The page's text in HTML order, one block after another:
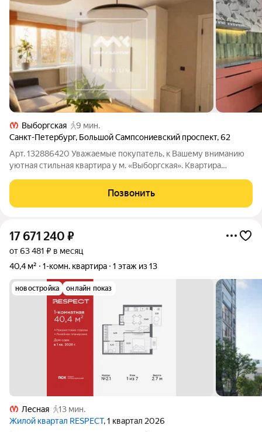
Выборгская
9 мин.
Санкт-Петербург, Большой Сампсониевский проспект,62
Арт. 132886420 Уважаемые покупатель, к Вашему вниманию
уютная стильная квартира у м. «Выборгская». Квартира
Закрытый двор с парковкой под шлагбаумом, на этаже есть
кладовая. В квартире сделан
Позвонить
17 671 240 ₽
от 63 481 ₽ в месяц
40,4 м²
1-комн. квартира 1 этаж из 13
новостройка онлайн показ
Лесная
13 мин.
Жилой квартал RESPECT, 1 квартал 2026